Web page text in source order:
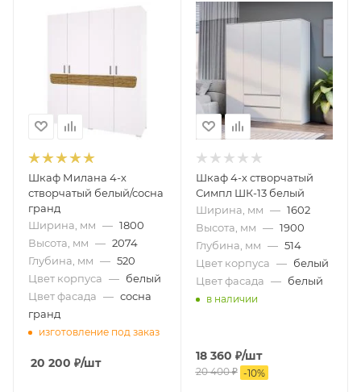
Шкаф Милана 4-х
створчатый белый/сосна
гранд
Ширина, мм — 1800
Высота, мм — 2074
Глубина, мм — 520
Цвет корпуса — белый
Цвет фасада — сосна
гранд
изготовление под заказ
20 200 ₽/шт
Шкаф 4-х створчатый
Симпл ШК-13 белый
Ширина, мм — 1602
Высота, мм — 1900
Глубина, мм — 514
Цвет корпуса — белый
Цвет фасада — белый
в наличии
18 360 ₽/шт
20 400₽ -10%